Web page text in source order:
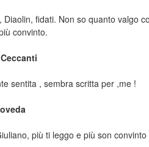
Diaolin, fidati. Non so quanto valgo
convinto.
sentita , sembra scritta per ,me !
più ti leggo e più son